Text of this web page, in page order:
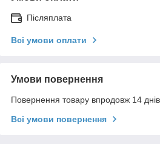
Післяплата
Всі умови оплати
Умови повернення
Повернення товару впродовж 14
Всі умови повернення